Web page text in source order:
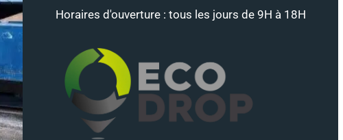
Horaires d'ouverture : tous les jours de 9H à 18H